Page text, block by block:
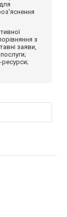
з
заяви,
ресурси;